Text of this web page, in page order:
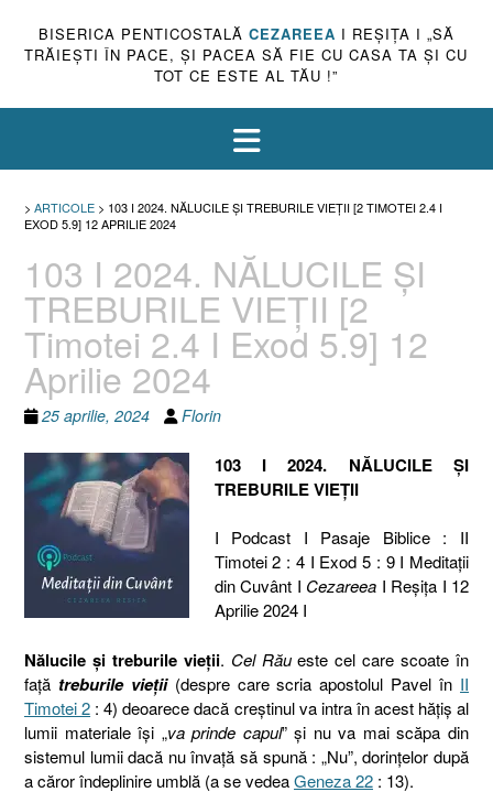
BISERICA PENTICOSTALĂ CEZAREEA I REŞIŢA I „SĂ
TRĂIEŞTI ÎN PACE, ŞI PACEA SĂ FIE CU CASA TA ŞI CU
TOT CE ESTE AL TĂU !”
> ARTICOLE > 103 I 2024. NĂLUCILE ȘI TREBURILE VIEȚII [2 TIMOTEI 2.4 I
EXOD 5.9] 12 APRILIE 2024
103 I 2024. NĂLUCILE ȘI
TREBURILE VIEȚII [2
Timotei 2.4 I Exod 5.9] 12
Aprilie 2024
25 aprilie, 2024 Florin
103 I 2024. NĂLUCILE ȘI
TREBURILE VIEȚII
I Podcast I Pasaje Biblice : II
Timotei 2 : 4 I Exod 5 : 9 I Meditaţii
din Cuvânt I Cezareea I Reşiţa I 12
Aprilie 2024 I
Nălucile și treburile vieții. Cel Răueste cel care scoate în
față treburile vieții(despre care scria apostolul Pavel în II
Timotei 2 : 4) deoarece dacă creștinul va intra în acest hățiș al
lumii materiale își „va prinde capul” și nu va mai scăpa din
sistemul lumii dacă nu învață să spună : „Nu”, dorințelor după
a căror îndeplinire umblă (a se vedeaGeneza 22 : 13).